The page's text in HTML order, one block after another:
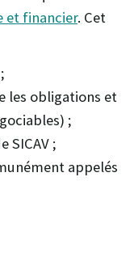
et financier. Cet
les obligations et
;
SICAV ;
appelés